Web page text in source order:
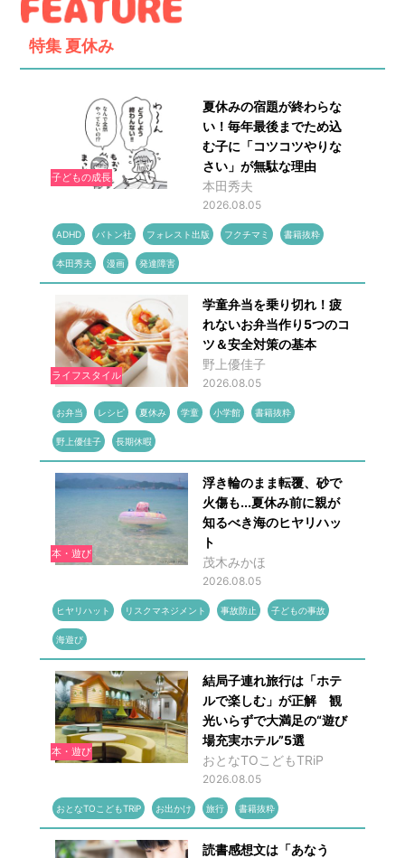
特集 夏休み
子どもの成長
夏休みの宿題が終わらな
い！毎年最後までため込
む子に「コツコツやりな
さい」が無駄な理由
本田秀夫
2026.08.05
ADHD バトン社 フォレスト出版 フクチマミ 書籍抜粋
本田秀夫 漫画 発達障害
ライフスタイル
学童弁当を乗り切れ！疲
れないお弁当作り5つのコ
ツ＆安全対策の基本
野上優佳子
2026.08.05
お弁当 レシピ 夏休み 学童 小学館 書籍抜粋
野上優佳子 長期休暇
本・遊び
浮き輪のまま転覆、砂で
火傷も...夏休み前に親が
知るべき海のヒヤリハッ
ト
茂木みかほ
2026.08.05
ヒヤリハット リスクマネジメント 事故防止 子どもの事故
海遊び
本・遊び
結局子連れ旅行は「ホテ
ルで楽しむ」が正解 観
光いらずで大満足の“遊び
場充実ホテル”5選
おとなTOこどもTRiP
2026.08.05
おとなTOこどもTRiP お出かけ 旅行 書籍抜粋
読書感想文は「あなう